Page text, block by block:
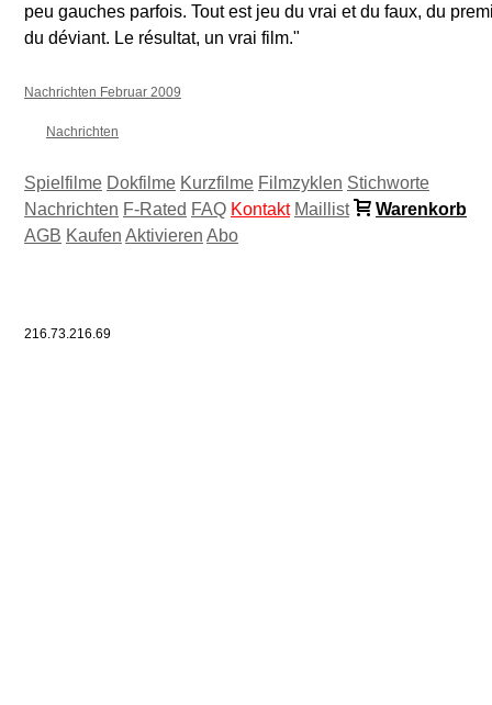
peu gauches parfois. Tout est jeu du vrai et du faux, du
du déviant. Le résultat, un vrai film."
Nachrichten Februar 2009
Nachrichten
Spielfilme Dokfilme Kurzfilme Filmzyklen Stichworte
Nachrichten F-Rated FAQ Kontakt Maillist
Warenkorb
AGB Kaufen Aktivieren Abo
216.73.216.69